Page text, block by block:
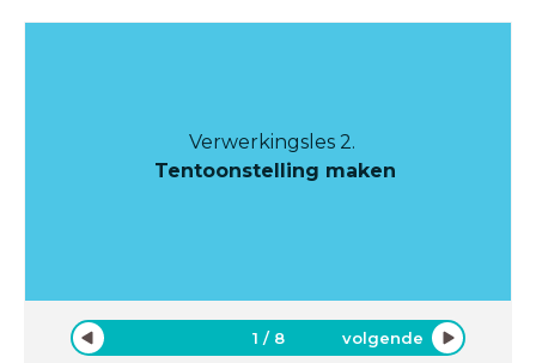
Verwerkingsles 2.
Tentoonstelling maken
1 / 8 volgende